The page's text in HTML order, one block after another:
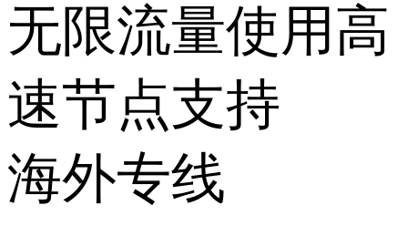
无限流量使用高
速节点支持
海外专线